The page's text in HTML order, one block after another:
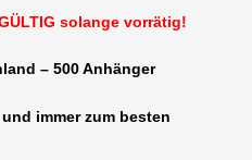
solange vorrätig!
– 500 Anhänger
immer zum besten